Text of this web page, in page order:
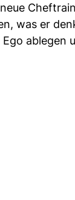
was er
ablegen